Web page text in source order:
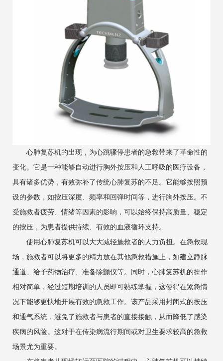
心肺复苏机的出现，为心跳骤停患者的急救带来了革命性的
变化。它是一种能够自动进行胸外按压和人工呼吸的医疗设备，
具有诸多优势，有效弥补了传统心肺复苏的不足。它能够按照预
设的参数，如按压深度、频率和回弹时间等，进行胸外按压。不
受施救者疲劳、情绪等因素的影响，可以始终保持高质量、稳定
的按压，为患者提供持续、有效的血液循环支持。
使用心肺复苏机可以大大减轻施救者的人力负担。在急救现
场，施救者可以将更多的精力放在其他急救措施上，如建立静脉
通道、给予药物治疗、准备除颤仪等。同时，心肺复苏机的操作
相对简单，经过短期培训的人员即可熟练掌握，这使得在紧急情
况下能够更快地开展有效的急救工作。该产品采用封闭式的按压
和通气系统，避免了施救者与患者的直接接触，从而降低了感染
疾病的风险。这对于在传染病流行期间或对卫生要求较高的急救
场景尤为重要。